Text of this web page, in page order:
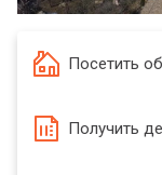
Посетить
Получить